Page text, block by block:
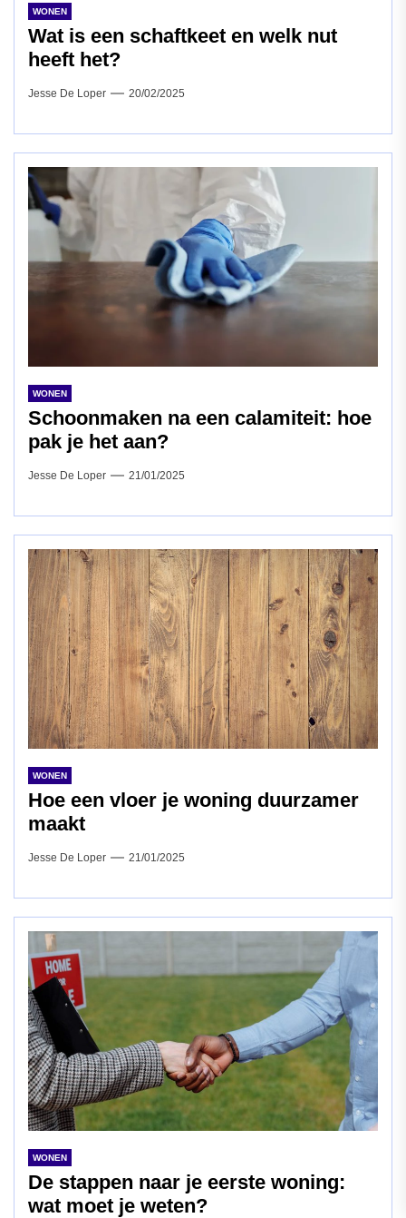
WONEN
Wat is een schaftkeet en welk nut
heeft het?
Jesse De Loper 20/02/2025
WONEN
Schoonmaken na een calamiteit: hoe
pak je het aan?
Jesse De Loper 21/01/2025
WONEN
Hoe een vloer je woning duurzamer
maakt
Jesse De Loper 21/01/2025
WONEN
De stappen naar je eerste woning:
wat moet je weten?